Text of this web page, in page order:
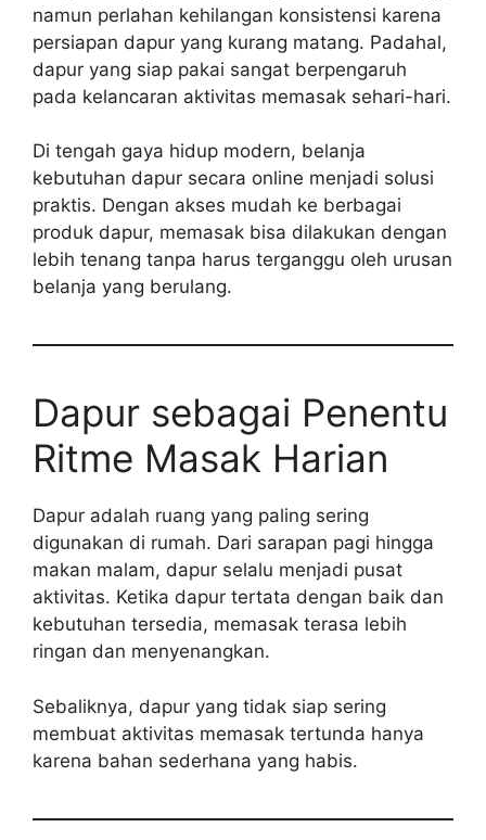
namun perlahan kehilangan konsistensi karena
persiapan dapur yang kurang matang. Padahal,
dapur yang siap pakai sangat berpengaruh
pada kelancaran aktivitas memasak sehari-hari.
Di tengah gaya hidup modern, belanja
kebutuhan dapur secara online menjadi solusi
praktis. Dengan akses mudah ke berbagai
produk dapur, memasak bisa dilakukan dengan
lebih tenang tanpa harus terganggu oleh urusan
belanja yang berulang.
Dapur sebagai Penentu
Ritme Masak Harian
Dapur adalah ruang yang paling sering
digunakan di rumah. Dari sarapan pagi hingga
makan malam, dapur selalu menjadi pusat
aktivitas. Ketika dapur tertata dengan baik dan
kebutuhan tersedia, memasak terasa lebih
ringan dan menyenangkan.
Sebaliknya, dapur yang tidak siap sering
membuat aktivitas memasak tertunda hanya
karena bahan sederhana yang habis.